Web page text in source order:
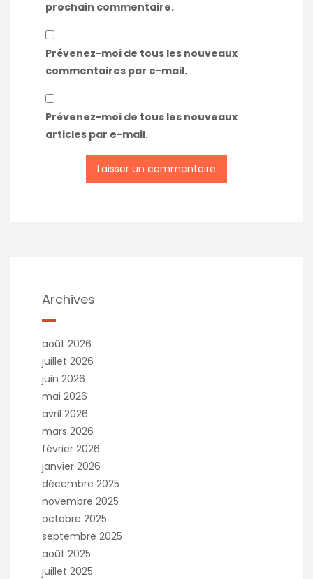
prochain commentaire.
Prévenez-moi de tous les nouveaux
commentaires par e-mail.
Prévenez-moi de tous les nouveaux
articles par e-mail.
Archives
août 2026
juillet 2026
juin 2026
mai 2026
avril 2026
mars 2026
février 2026
janvier 2026
décembre 2025
novembre 2025
octobre 2025
septembre 2025
août 2025
juillet 2025